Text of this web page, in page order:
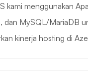
kami menggunakan
dan MySQL/MariaDB
kinerja hosting di